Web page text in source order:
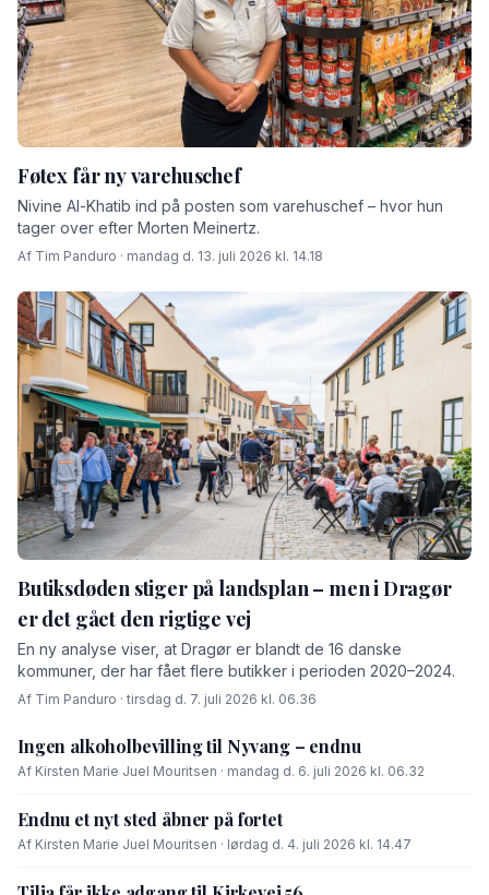
Føtex får ny varehuschef
Nivine Al-Khatib ind på posten som varehuschef – hvor hun
tager over efter Morten Meinertz.
Af Tim Panduro · mandag d. 13. juli 2026 kl. 14.18
Butiksdøden stiger på landsplan – men i Dragør
er det gået den rigtige vej
En ny analyse viser, at Dragør er blandt de 16 danske
kommuner, der har fået flere butikker i perioden 2020–2024.
Af Tim Panduro · tirsdag d. 7. juli 2026 kl. 06.36
Ingen alkoholbevilling til Nyvang – endnu
Af Kirsten Marie Juel Mouritsen · mandag d. 6. juli 2026 kl. 06.32
Endnu et nyt sted åbner på fortet
Af Kirsten Marie Juel Mouritsen · lørdag d. 4. juli 2026 kl. 14.47